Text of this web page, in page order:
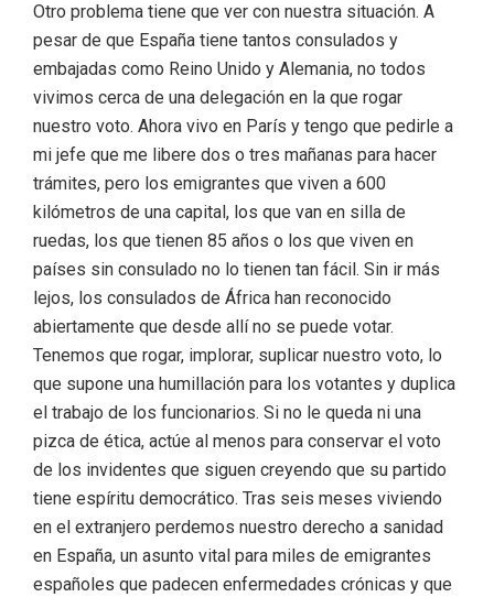
Otro problema tiene que ver con nuestra situación. A
pesar de que España tiene tantos consulados y
embajadas como Reino Unido y Alemania, no todos
vivimos cerca de una delegación en la que rogar
nuestro voto. Ahora vivo en París y tengo que pedirle a
mi jefe que me libere dos o tres mañanas para hacer
trámites, pero los emigrantes que viven a 600
kilómetros de una capital, los que van en silla de
ruedas, los que tienen 85 años o los que viven en
países sin consulado no lo tienen tan fácil. Sin ir más
lejos, los consulados de África han reconocido
abiertamente que desde allí no se puede votar.
Tenemos que rogar, implorar, suplicar nuestro voto, lo
que supone una humillación para los votantes y duplica
el trabajo de los funcionarios. Si no le queda ni una
pizca de ética, actúe al menos para conservar el voto
de los invidentes que siguen creyendo que su partido
tiene espíritu democrático. Tras seis meses viviendo
en el extranjero perdemos nuestro derecho a sanidad
en España, un asunto vital para miles de emigrantes
españoles que padecen enfermedades crónicas y que